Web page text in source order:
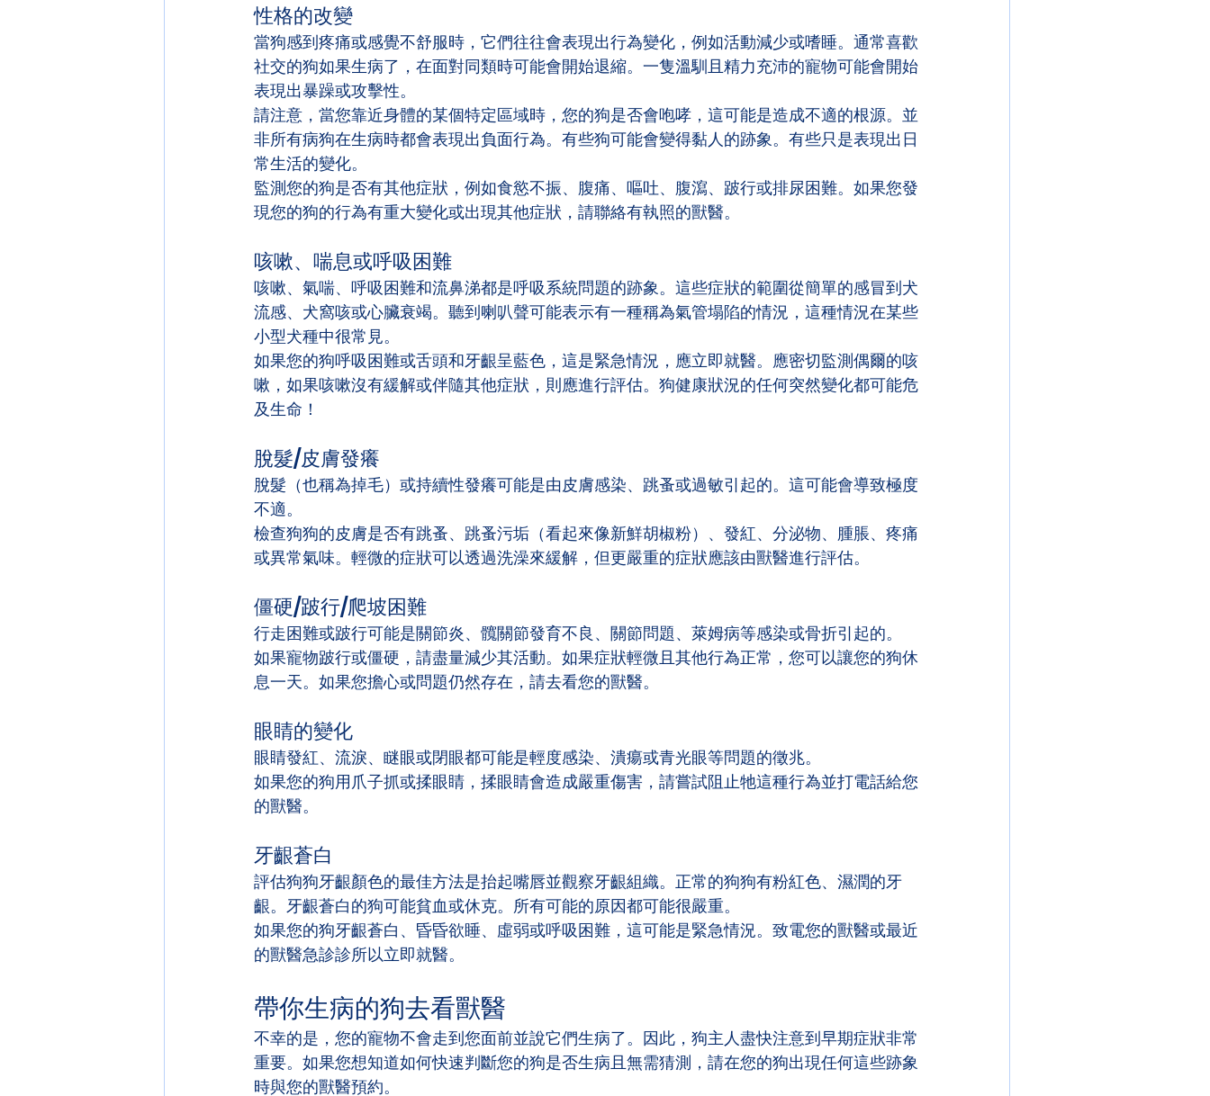
性格的改變
當狗感到疼痛或感覺不舒服時，它們往往會表現出行為變化，例如活動減少或嗜睡。通常喜歡
社交的狗如果生病了，在面對同類時可能會開始退縮。一隻溫馴且精力充沛的寵物可能會開始
表現出暴躁或攻擊性。
請注意，當您靠近身體的某個特定區域時，您的狗是否會咆哮，這可能是造成不適的根源。並
非所有病狗在生病時都會表現出負面行為。有些狗可能會變得黏人的跡象。有些只是表現出日
常生活的變化。
監測您的狗是否有其他症狀，例如食慾不振、腹痛、嘔吐、腹瀉、跛行或排尿困難。如果您發
現您的狗的行為有重大變化或出現其他症狀，請聯絡有執照的獸醫。
咳嗽、喘息或呼吸困難
咳嗽、氣喘、呼吸困難和流鼻涕都是呼吸系統問題的跡象。這些症狀的範圍從簡單的感冒到犬
流感、犬窩咳或心臟衰竭。聽到喇叭聲可能表示有一種稱為氣管塌陷的情況，這種情況在某些
小型犬種中很常見。
如果您的狗呼吸困難或舌頭和牙齦呈藍色，這是緊急情況，應立即就醫。應密切監測偶爾的咳
嗽，如果咳嗽沒有緩解或伴隨其他症狀，則應進行評估。狗健康狀況的任何突然變化都可能危
及生命！
脫髮/皮膚發癢
脫髮（也稱為掉毛）或持續性發癢可能是由皮膚感染、跳蚤或過敏引起的。這可能會導致極度
不適。
檢查狗狗的皮膚是否有跳蚤、跳蚤污垢（看起來像新鮮胡椒粉）、發紅、分泌物、腫脹、疼痛
或異常氣味。輕微的症狀可以透過洗澡來緩解，但更嚴重的症狀應該由獸醫進行評估。
僵硬/跛行/爬坡困難
行走困難或跛行可能是關節炎、髖關節發育不良、關節問題、萊姆病等感染或骨折引起的。
如果寵物跛行或僵硬，請盡量減少其活動。如果症狀輕微且其他行為正常，您可以讓您的狗休
息一天。如果您擔心或問題仍然存在，請去看您的獸醫。
眼睛的變化
眼睛發紅、流淚、瞇眼或閉眼都可能是輕度感染、潰瘍或青光眼等問題的徵兆。
如果您的狗用爪子抓或揉眼睛，揉眼睛會造成嚴重傷害，請嘗試阻止牠這種行為並打電話給您
的獸醫。
牙齦蒼白
評估狗狗牙齦顏色的最佳方法是抬起嘴唇並觀察牙齦組織。正常的狗狗有粉紅色、濕潤的牙
齦。牙齦蒼白的狗可能貧血或休克。所有可能的原因都可能很嚴重。
如果您的狗牙齦蒼白、昏昏欲睡、虛弱或呼吸困難，這可能是緊急情況。致電您的獸醫或最近
的獸醫急診診所以立即就醫。
帶你生病的狗去看獸醫
不幸的是，您的寵物不會走到您面前並說它們生病了。因此，狗主人盡快注意到早期症狀非常
重要。如果您想知道如何快速判斷您的狗是否生病且無需猜測，請在您的狗出現任何這些跡象
時與您的獸醫預約。